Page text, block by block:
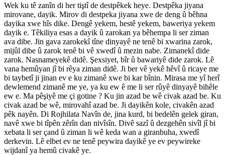
Wek ku tê zanîn di her tiştî de destpêkek heye. Destpêka jiyana
mirovane, dayik. Mirov di destpeka jiyana xwe de deng û bêhna
dayika xwe hîs dike. Dengê yekem, hestê yekem, baweriya yekem
dayik e. Têkiliya esas a dayik û zarokan ya bêhempa li ser ziman
ava dibe. Jin gava zarokekî tîne dinyayê ne tenê bi xwarina zarok,
mijûl dibe û zarok tenê bi vê xwedî û mezin nabe. Zimanekî dide
zarok. Nasnameyekê didê. Şexsiyet, bîr û bawariyê dide zarok. Lê
vana hemûyan jî bi rêya ziman didê. Ji ber vê yekê hêvî û ricaye me
bi taybetî ji jinan ev e ku zimanê xwe bi kar bînin. Mirasa me yî herî
dewlemend zimanê me ye, ya ku ew ê me li ser rûyê dinyayê bihêle
ew e. Ma pêşiyê me çi gotine ? Ku jin azad be wê civak azad be. Ku
civak azad be wê, mirovahî azad be. Ji dayikên kole, civakên azad
pêk nayên. Di Rojhilata Navîn de, jina kurd, bi bedelên gelek giran,
navê xwe bi tîpên zêrîn dan nivîsîn. Divê sazî û dezgehên sivîl jî bi
xebata li ser çand û ziman li wê keda wan a giranbuha, xwedî
derkevin. Lê elbet ev ne tenê peywira dayikê ye ev peywireke
wijdanî ya hemû civakê ye.